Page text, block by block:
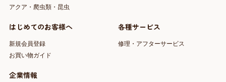
アクア・爬虫類・昆虫
はじめてのお客様へ
新規会員登録
お買い物ガイド
各種サービス
修理・アフターサービス
企業情報